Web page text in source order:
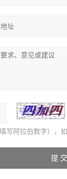
写阿拉伯数字），